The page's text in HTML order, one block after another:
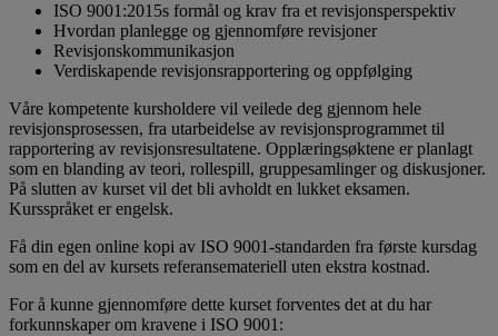
ISO 9001:2015s formål og krav fra et revisjonsperspektiv
Hvordan planlegge og gjennomføre revisjoner
Revisjonskommunikasjon
Verdiskapende revisjonsrapportering og oppfølging
Våre kompetente kursholdere vil veilede deg gjennom hele
revisjonsprosessen, fra utarbeidelse av revisjonsprogrammet til
rapportering av revisjonsresultatene. Opplæringsøktene er planlagt
som en blanding av teori, rollespill, gruppesamlinger og diskusjoner.
På slutten av kurset vil det bli avholdt en lukket eksamen.
Kursspråket er engelsk.
Få din egen online kopi av ISO 9001-standarden fra første kursdag
som en del av kursets referansemateriell uten ekstra kostnad.
For å kunne gjennomføre dette kurset forventes det at du har
forkunnskaper om kravene i ISO 9001: